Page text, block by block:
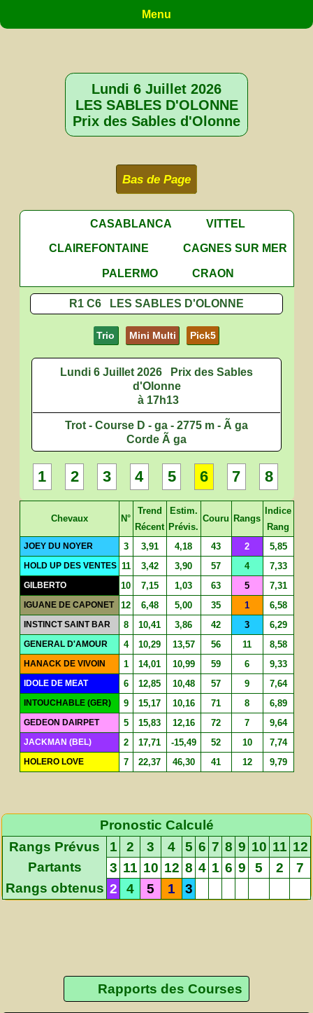
Menu
Lundi 6 Juillet 2026
LES SABLES D'OLONNE
Prix des Sables d'Olonne
Bas de Page
CASABLANCA
VITTEL
CLAIREFONTAINE
CAGNES SUR MER
PALERMO
CRAON
R1 C6 LES SABLES D'OLONNE
Trio Mini Multi Pick5
Lundi 6 Juillet 2026
Prix des Sables
d'Olonne
à 17h13
Trot - Course D - ga - 2775 m - Ã ga
Corde Ã ga
1 2 3 4 5 6 7 8
Chevaux N°
Trend
Récent
Estim.
Prévis.
Couru Rangs
Indice
Rang
JOEY DU NOYER 3 3,91 4,18 43 2 5,85
HOLD UP DES VENTES 11 3,42 3,90 57 4 7,33
GILBERTO 10 7,15 1,03 63 5 7,31
IGUANE DE CAPONET 12 6,48 5,00 35 1 6,58
INSTINCT SAINT BAR 8 10,41 3,86 42 3 6,29
GENERAL D'AMOUR 4 10,29 13,57 56 11 8,58
HANACK DE VIVOIN 1 14,01 10,99 59 6 9,33
IDOLE DE MEAT 6 12,85 10,48 57 9 7,64
INTOUCHABLE (GER) 9 15,17 10,16 71 8 6,89
GEDEON DAIRPET 5 15,83 12,16 72 7 9,64
JACKMAN (BEL) 2 17,71 -15,49 52 10 7,74
HOLERO LOVE 7 22,37 46,30 41 12 9,79
Pronostic Calculé
Rangs Prévus
1 2 3 4 5 6 7 8 9 10 11 12
Partants
3 11 10 12 8 4 1 6 9 5 2
7
Rangs obtenus 2 4 5 1 3
Rapports des Courses